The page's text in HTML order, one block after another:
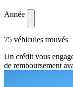
Année
75 véhicules trouvés
Un crédit vous
de remboursement